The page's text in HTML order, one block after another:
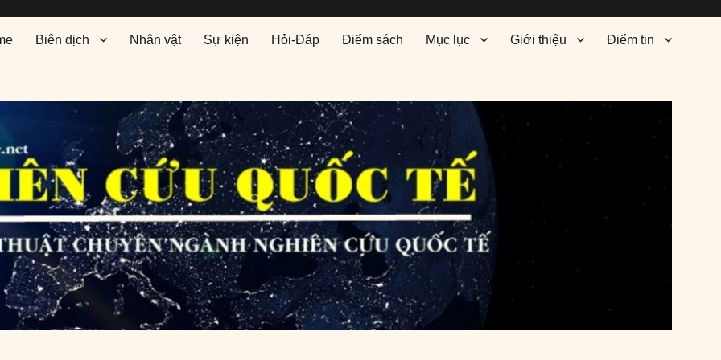
Biên dịch Nhân vật Sự kiện Hỏi-Đáp Điểm sách Mục lục Giới thiệu Điểm tin